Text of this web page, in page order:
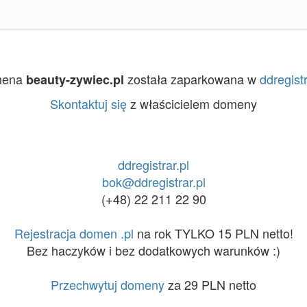
beauty-zywiec.pl została zaparkowana w
Skontaktuj sięz właścicielem domeny
ddregistrar.pl
bok@ddregistrar.pl
(+48) 22 211 22 90
Rejestracja domen .pl na rok TYLKO 15 PLN netto!
Bez haczyków i bez dodatkowych warunków :)
Przechwytuj domenyza 29 PLN netto